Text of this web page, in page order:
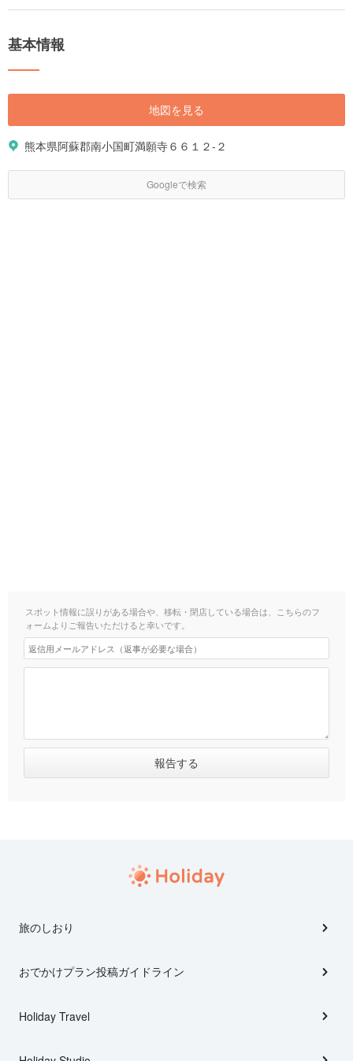
くさんです。マイナスイオンがたっぷりの自然やパワースポット、フォト
基本情報
地図を見る
熊本県阿蘇郡南小国町満願寺６６１２-２
Googleで検索
スポット情報に誤りがある場合や、移転・閉店している場合は、こちらのフ
ォームよりご報告いただけると幸いです。
旅のしおり
おでかけプラン投稿ガイドライン
Holiday Travel